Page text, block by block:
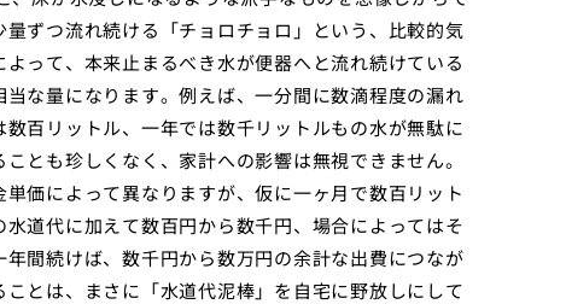
ずつ流れ続ける「チョロチョロ」という、比較的気
って、本来止まるべき水が便器へと流れ続けている
な量になります。例えば、一分間に数滴程度の漏れ
百リットル、一年では数千リットルもの水が無駄に
とも珍しくなく、家計への影響は無視できません。
価によって異なりますが、仮に一ヶ月で数百リット
道代に加えて数百円から数千円、場合によってはそ
間続けば、数千円から数万円の余計な出費につなが
とは、まさに「水道代泥棒」を自宅に野放しにして